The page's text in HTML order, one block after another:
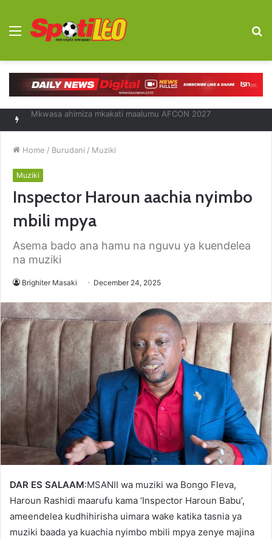
Menu
Home / Burudani / Muziki
Muziki
Inspector Haroun aachia nyimbo
mbili mpya
Asema bado ana hamu na nguvu ya kuendelea
na muziki
Brighiter Masaki December 24, 2025
DAR ES SALAAM:MSANII wa muziki wa Bongo Fleva,
Haroun Rashidi maarufu kama ‘Inspector Haroun Babu’,
ameendelea kudhihirisha uimara wake katika tasnia ya
muziki baada ya kuachia nyimbo mbili mpya zenye majina